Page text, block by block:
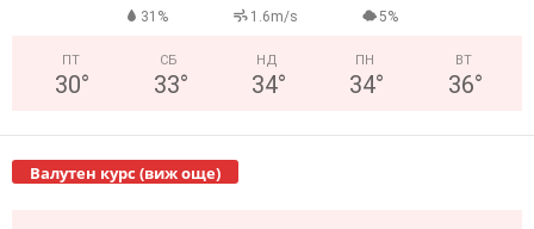
31% 1.6m/s 5%
ПТ
30°
СБ
33°
НД
34°
ПН
34°
ВТ
36°
Валутен курс (виж още)